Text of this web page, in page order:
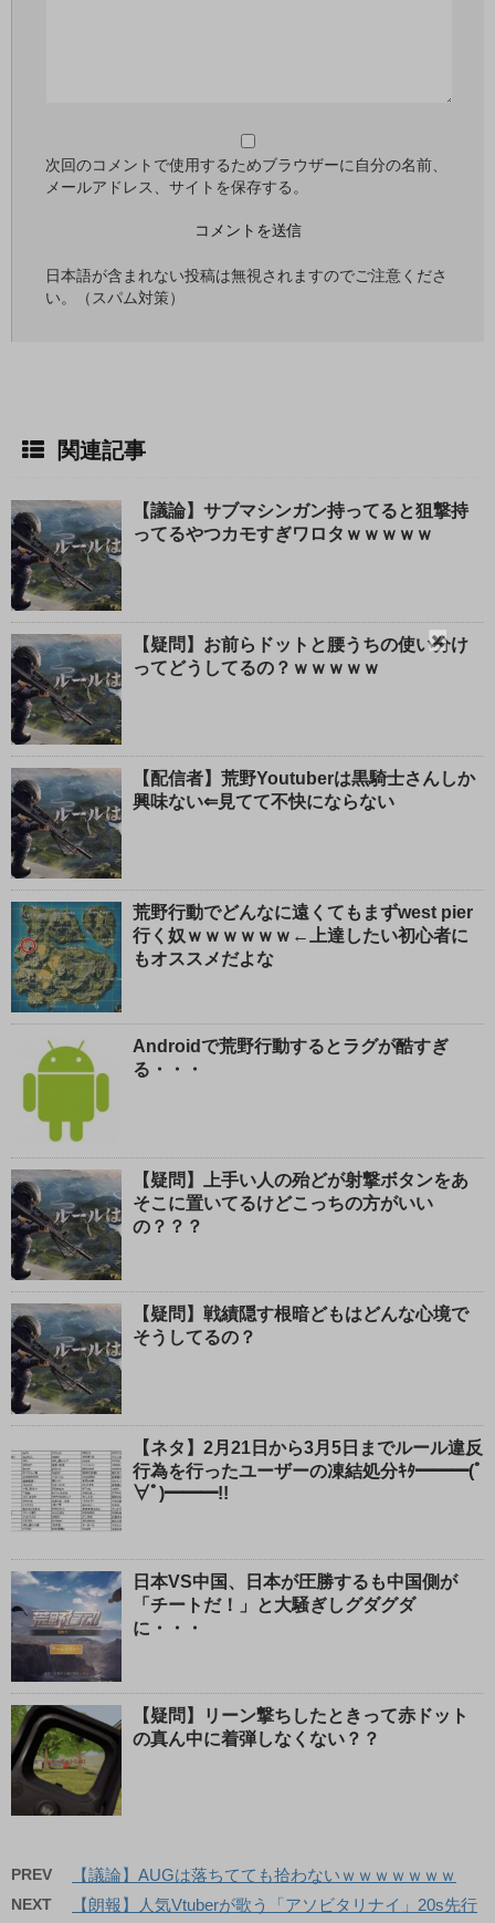
閉
次回のコメントで使用するためブラウザーに自分の名前、
メールアドレス、サイトを保存する。
日本語が含まれない投稿は無視されますのでご注意くださ
い。（スパム対策）
関連記事
【議論】サブマシンガン持ってると狙撃持
ってるやつカモすぎワロタｗｗｗｗｗ
【疑問】お前らドットと腰うちの使い分け
ってどうしてるの？ｗｗｗｗｗ
【配信者】荒野Youtuberは黒騎士さんしか
興味ない⇐見てて不快にならない
荒野行動でどんなに遠くてもまずwest pier
行く奴ｗｗｗｗｗｗ←上達したい初心者に
もオススメだよな
Androidで荒野行動するとラグが酷すぎ
る・・・
【疑問】上手い人の殆どが射撃ボタンをあ
そこに置いてるけどこっちの方がいい
の？？？
【疑問】戦績隠す根暗どもはどんな心境で
そうしてるの？
【ネタ】2月21日から3月5日までルール違反
行為を行ったユーザーの凍結処分ｷﾀ━━━(ﾟ
∀ﾟ)━━━!!
日本VS中国、日本が圧勝するも中国側が
「チートだ！」と大騒ぎしグダグダ
に・・・
【疑問】リーン撃ちしたときって赤ドット
の真ん中に着弾しなくない？？
PREV 【議論】AUGは落ちてても拾わないｗｗｗｗｗｗｗ
NEXT
【朗報】人気Vtuberが歌う「アソビタリナイ」20s先行